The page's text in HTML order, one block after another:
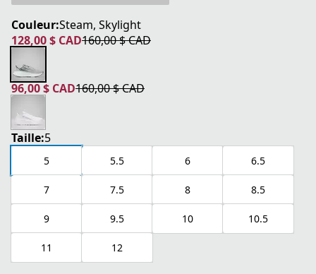
Couleur:Steam, Skylight
128,00 $ CAD
prix actuel 128,00 $ CAD
160,00 $ CAD
prix original 160,00 $ CAD
96,00 $ CAD
prix actuel 96,00 $ CAD
160,00 $ CAD
prix original 160,00 $ CAD
Taille:5
5 5.5 6 6.5
7 7.5 8 8.5
9 9.5 10 10.5
11 12